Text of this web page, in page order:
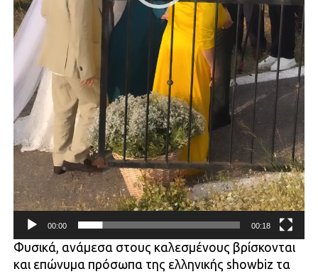
00:00 00:18
Φυσικά, ανάμεσα στους καλεσμένους βρίσκονται
και επώνυμα πρόσωπα της ελληνικής showbiz τα